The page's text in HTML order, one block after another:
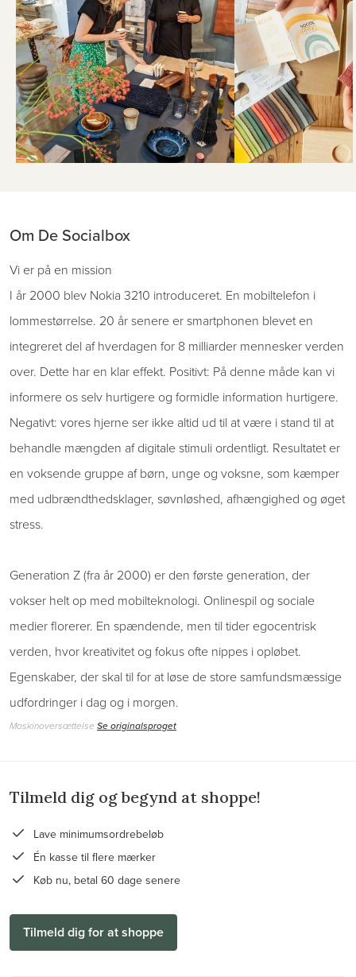
Om De Socialbox
Vi er på en mission
I år 2000 blev Nokia 3210 introduceret. En mobiltelefon i
lommestørrelse. 20 år senere er smartphonen blevet en
integreret del af hverdagen for 8 milliarder mennesker verden
over. Dette har en klar effekt. Positivt: På denne måde kan vi
informere os selv hurtigere og formidle information hurtigere.
Negativt: vores hjerne ser ikke altid ud til at være i stand til at
behandle mængden af digitale stimuli ordentligt. Resultatet er
en voksende gruppe af børn, unge og voksne, som kæmper
med udbrændthedsklager, søvnløshed, afhængighed og øget
stress.
Generation Z (fra år 2000) er den første generation, der
vokser helt op med mobilteknologi. Onlinespil og sociale
medier florerer. En spændende, men til tider egocentrisk
verden, hvor kreativitet og fokus ofte nippes i opløbet.
Egenskaber, der skal til for at løse de store samfundsmæssige
udfordringer i dag og i morgen.
Maskinoversættelse Se originalsproget
Tilmeld dig og begynd at shoppe!
Lave minimumsordrebeløb
Én kasse til flere mærker
Køb nu, betal 60 dage senere
Tilmeld dig for at shoppe